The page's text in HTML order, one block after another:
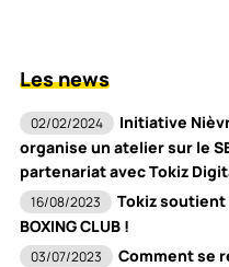
Les news
02/02/2024
Initiative
organise un atelier sur le
partenariat avec Tokiz
16/08/2023
Tokiz soutient
BOXING CLUB !
03/07/2023
Comment se